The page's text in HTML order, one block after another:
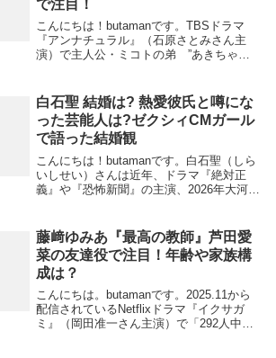
で注目！
こんにちは！butamanです。TBSドラマ
『アンナチュラル』（石原さとみさん主
演）で主人公・ミコトの弟 ”あきちゃ
しょう？さっそくリサーチしていきましょ
う。 (...
白石聖 結婚は? 熱愛彼氏と噂にな
った芸能人は?ゼクシィCMガール
で語った結婚観
こんにちは！butamanです。白石聖（しら
いしせい）さんは近年、ドラマ『絶対正
義』や『恐怖新聞』の主演、2026年大河ド
す。この投稿をInstagramで見る白石...
藤﨑ゆみあ『最高の教師』芦田愛
菜の友達役で注目！年齢や家族構
成は？
こんにちは。butamanです。2025.11から
配信されているNetflixドラマ『イクサガ
ミ』（岡田准一さん主演）で「292人中、